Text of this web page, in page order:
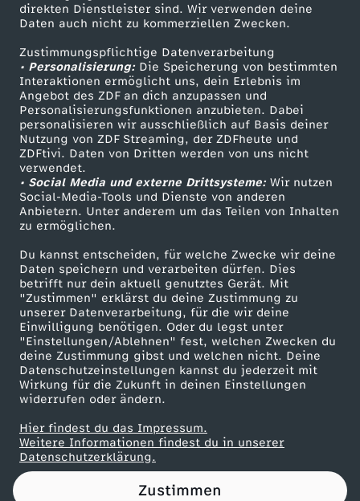
direkten Dienstleister sind. Wir verwenden deine
Daten auch nicht zu kommerziellen Zwecken.
Zustimmungspflichtige Datenverarbeitung
• Personalisierung:Die Speicherung von bestimmten
Interaktionen ermöglicht uns, dein Erlebnis im
Angebot des ZDF an dich anzupassen und
Personalisierungsfunktionen anzubieten. Dabei
personalisieren wir ausschließlich auf Basis deiner
Nutzung von ZDF Streaming, der ZDFheute und
ZDFtivi. Daten von Dritten werden von uns nicht
verwendet.
• Social Media und externe Drittsysteme:Wir nutzen
Social-Media-Tools und Dienste von anderen
Anbietern. Unter anderem um das Teilen von Inhalten
zu ermöglichen.
Du kannst entscheiden, für welche Zwecke wir deine
Daten speichern und verarbeiten dürfen. Dies
betrifft nur dein aktuell genutztes Gerät. Mit
"Zustimmen" erklärst du deine Zustimmung zu
unserer Datenverarbeitung, für die wir deine
Einwilligung benötigen. Oder du legst unter
"Einstellungen/Ablehnen" fest, welchen Zwecken du
deine Zustimmung gibst und welchen nicht. Deine
Datenschutzeinstellungen kannst du jederzeit mit
Wirkung für die Zukunft in deinen Einstellungen
widerrufen oder ändern.
Hier findest du das Impressum.
Weitere Informationen findest du in unserer
Datenschutzerklärung.
Zustimmen
l
l
e
n
W
a
h
l
p
r
o
g
r
ZDFtext
Livestreams
Sendungen A-Z
TV-Programm
Tickets
Zuschauerservice
Hilfe
ZDF Unternehmen
Karriere
ZDF goes Schule
Werbefernsehen
Mainzelmännchen
Partner